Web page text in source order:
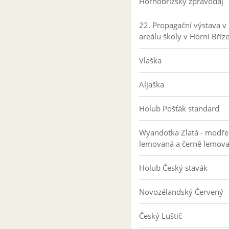
22. Propagační výstava v
areálu školy v Horní Bříze
Vlaška
Aljaška
Holub Pošťák standard
Wyandotka Zlatá - modře
lemovaná a černě
Holub Český stavák
Novozélandský Červený
Český Luštič